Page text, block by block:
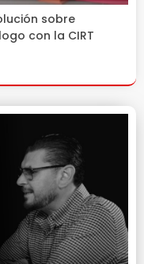
sobre
con la CIRT